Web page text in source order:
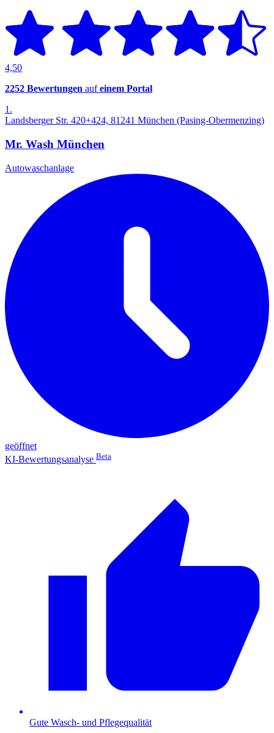
4,50
2252 Bewertungen aufeinem Portal
1.
Landsberger Str. 420+424, 81241 München (Pasing-Obermenzing)
Mr. Wash München
Autowaschanlage
geöffnet
KI-Bewertungsanalyse Beta
Gute Wasch- und Pflegequalität